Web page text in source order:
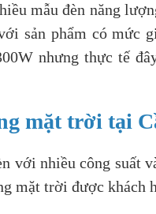
mẫu đèn năng
sản phẩm có mức
nhưng thực tế
mặt trời tại
với nhiều công suất
mặt trời được khách